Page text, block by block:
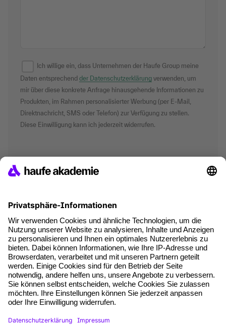
Ich willige ein, dass Unternehmen der Haufe Group meine
Daten entsprechend der Datenschutzerklärung verwenden, um
mir über diese konkrete Anfrage hinausgehende Informationen zu
Produkten, im Rahmen personalisierter Werbung (per E-Mail,
Direktnachricht, SMS oder Telefon) zur Verfügung zu stellen.
Diese Einwilligung kann ich jederzeit widerrufen.
where tech professionals grow